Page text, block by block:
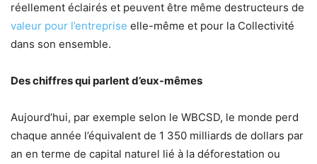
réellement éclairés et peuvent être même destructeurs de
valeur pour l’entreprise elle-même et pour la Collectivité
dans son ensemble.
Des chiffres qui parlent d’eux-mêmes
Aujourd’hui, par exemple selon le WBCSD, le monde perd
chaque année l’équivalent de 1 350 milliards de dollars par
an en terme de capital naturel lié à la déforestation ou